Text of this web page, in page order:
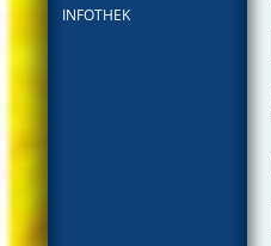
INFOTHEK